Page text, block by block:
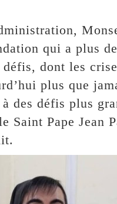
qui a plus
dont les
plus que
des défis plus
Saint Pape Jean